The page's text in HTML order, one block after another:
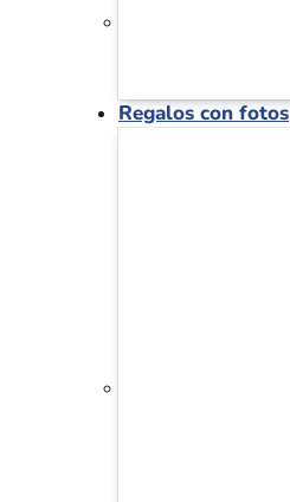
Regalos con fotos